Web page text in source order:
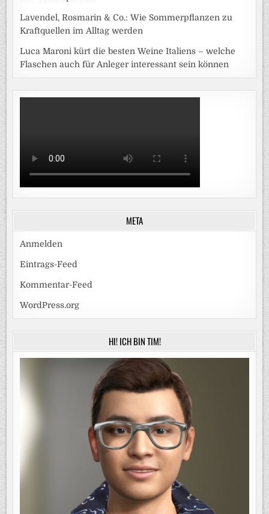
Lavendel, Rosmarin & Co.: Wie Sommerpflanzen zu
Kraftquellen im Alltag werden
Luca Maroni kürt die besten Weine Italiens – welche
Flaschen auch für Anleger interessant sein können
META
Anmelden
Eintrags-Feed
Kommentar-Feed
WordPress.org
HI! ICH BIN TIM!